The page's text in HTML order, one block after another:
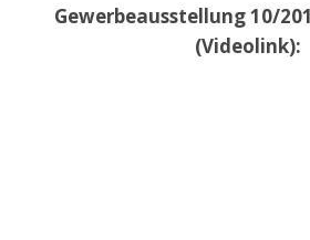
Gewerbeausstellung 10/
(Videolink):